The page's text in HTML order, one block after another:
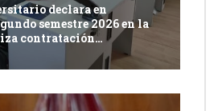
declara en
semestre 2026 en la
contratación
docentes